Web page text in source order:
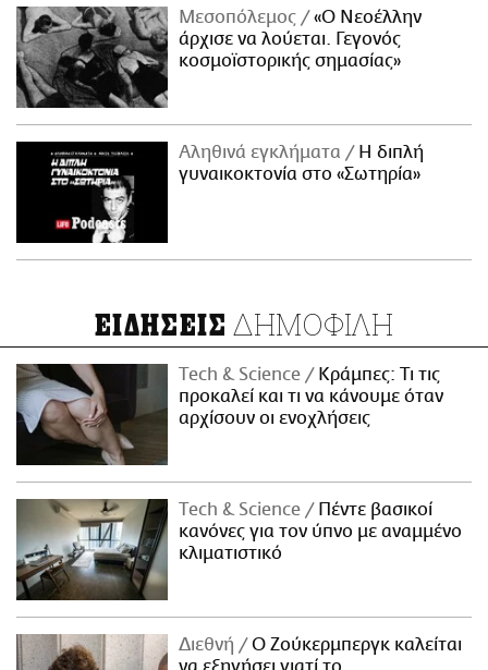
Μεσοπόλεμος
«Ο Νεοέλλην
άρχισε να λούεται. Γεγονός
κοσμοϊστορικής σημασίας»
Αληθινά εγκλήματα
Η διπλή
γυναικοκτονία στο «Σωτηρία»
ΕΙΔΗΣΕΙΣ ΔΗΜΟΦΙΛΗ
Τech & Science
Κράμπες: Τι τις
προκαλεί και τι να κάνουμε όταν
αρχίσουν οι ενοχλήσεις
Τech & Science
Πέντε βασικοί
κανόνες για τον ύπνο με αναμμένο
κλιματιστικό
Διεθνή
Ο Ζούκερμπεργκ καλείται